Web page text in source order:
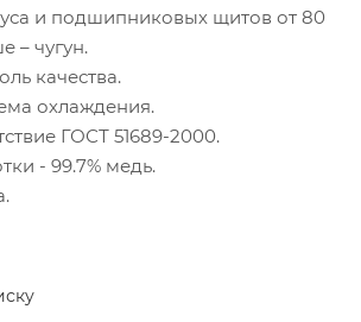
и подшипниковых щитов от 80
– чугун.
качества.
охлаждения.
ГОСТ 51689-2000.
- 99.7% медь.